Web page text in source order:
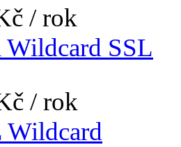
/ rok
SSL
/ rok
Wildcard